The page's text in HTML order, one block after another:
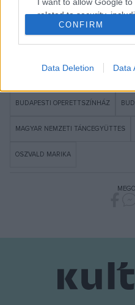
related to security,
functionality and fraud
CONFIRM
Data Deletion Data
BUDAPESTI OPERETTSZÍNHÁZ
MAGYAR NEMZETI TÁNCEGYÜTTES
OSZVALD MARIKA